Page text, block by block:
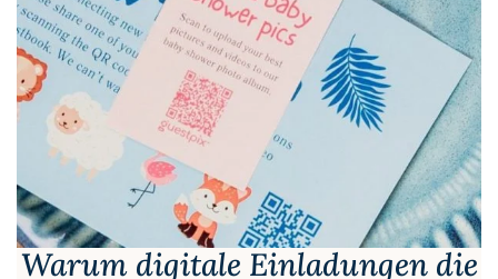
Warum digitale Einladungen die